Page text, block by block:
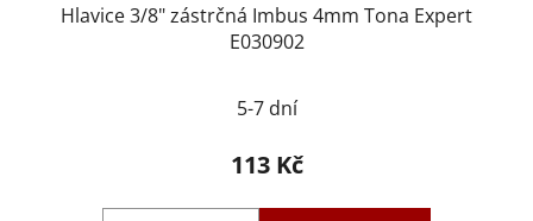
Hlavice 3/8" zástrčná Imbus 4mm Tona Expert
E030902
5-7 dní
113 Kč